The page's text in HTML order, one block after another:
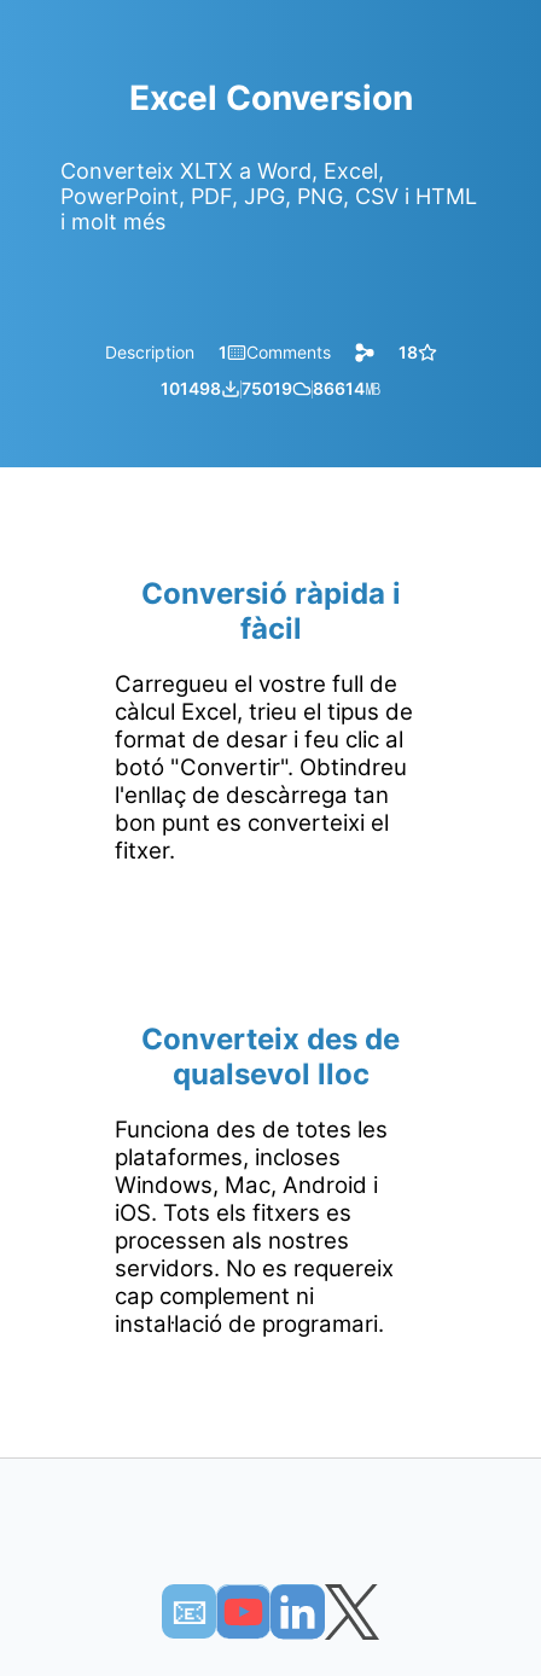
Excel Conversion
Converteix XLTX a Word, Excel,
PowerPoint, PDF, JPG, PNG, CSV i HTML
i molt més
Description 1 Comments
18
101498
75019 86614㎆︎
Conversió ràpida i
fàcil
Carregueu el vostre full de
càlcul Excel, trieu el tipus de
format de desar i feu clic al
botó "Convertir". Obtindreu
l'enllaç de descàrrega tan
bon punt es converteixi el
fitxer.
Converteix des de
qualsevol lloc
Funciona des de totes les
plataformes, incloses
Windows, Mac, Android i
iOS. Tots els fitxers es
processen als nostres
servidors. No es requereix
cap complement ni
instal·lació de programari.
📧︎